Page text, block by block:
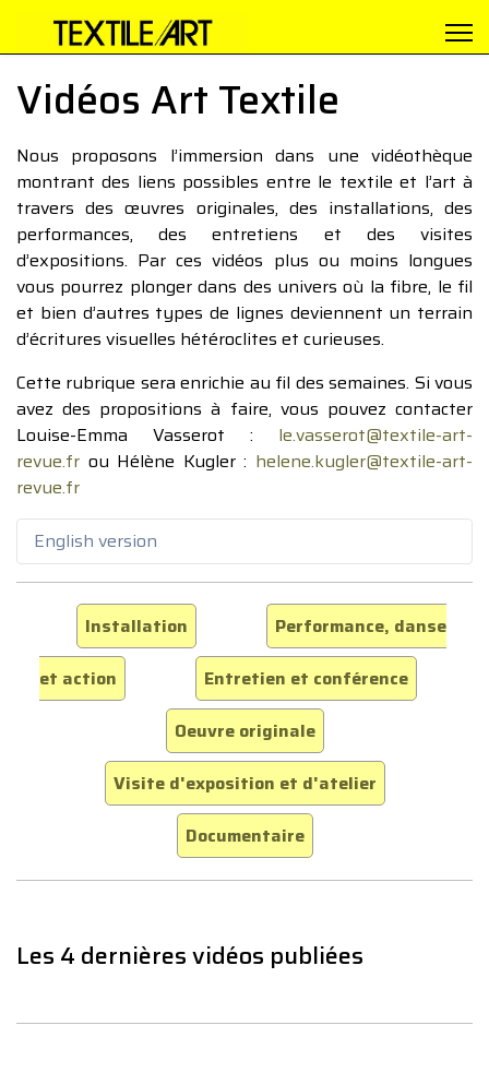
Vidéos Art Textile
Nous proposons l’immersion dans une vidéothèque
montrant des liens possibles entre le textile et l’art à
travers des œuvres originales, des installations, des
performances, des entretiens et des visites
d’expositions. Par ces vidéos plus ou moins longues
vous pourrez plonger dans des univers où la fibre, le fil
et bien d’autres types de lignes deviennent un terrain
d’écritures visuelles hétéroclites et curieuses.
Cette rubrique sera enrichie au fil des semaines. Si vous
avez des propositions à faire, vous pouvez contacter
Louise-Emma Vasserot : le.vasserot@textile-art-
revue.fr ou Hélène Kugler : helene.kugler@textile-art-
revue.fr
English version
Installation
Performance, danse
et action
Entretien et conférence
Oeuvre originale
Visite d'exposition et d'atelier
Documentaire
Les 4 dernières vidéos publiées